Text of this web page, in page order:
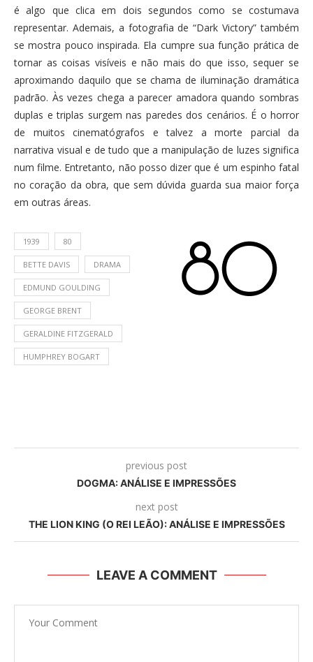
é algo que clica em dois segundos como se costumava
representar. Ademais, a fotografia de “Dark Victory” também
se mostra pouco inspirada. Ela cumpre sua função prática de
tornar as coisas visíveis e não mais do que isso, sequer se
aproximando daquilo que se chama de iluminação dramática
padrão. Às vezes chega a parecer amadora quando sombras
duplas e triplas surgem nas paredes dos cenários. É o horror
de muitos cinematógrafos e talvez a morte parcial da
narrativa visual e de tudo que a manipulação de luzes significa
num filme. Entretanto, não posso dizer que é um espinho fatal
no coração da obra, que sem dúvida guarda sua maior força
em outras áreas.
1939 80
BETTE DAVIS DRAMA
EDMUND GOULDING
GEORGE BRENT
GERALDINE FITZGERALD
HUMPHREY BOGART
previous post
DOGMA: ANÁLISE E IMPRESSÕES
next post
THE LION KING (O REI LEÃO): ANÁLISE E IMPRESSÕES
LEAVE A COMMENT